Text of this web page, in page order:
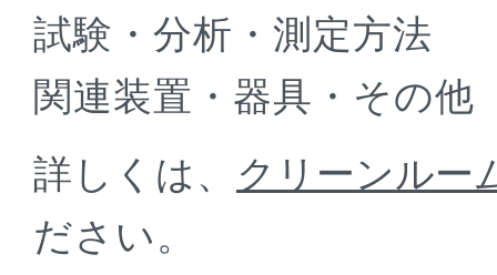
試験・分析・測定方法
関連装置・器具・その他
詳しくは、
クリーンルー
ださい。